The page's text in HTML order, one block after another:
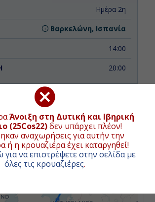
Άνοιξη στη Δυτική και Ιβηρική
(25Cos22)δεν υπάρχει πλέον!
αναχωρήσεις για αυτήν την
ή η κρουαζιέρα έχει καταργηθεί!
να επιστρέψετε στην σελίδα με
όλες τις κρουαζιέρες.
Ημέρα 2η
Βαρκελώνη, Ισπανία
14:00
20:00
Εν Πλω
-
κρουαζιέρας:2678ναυτικά μίλια
(4960χλμ.)